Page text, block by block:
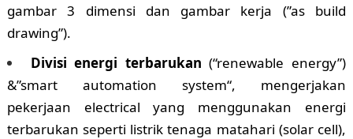
gambar 3 dimensi dan gambar kerja (”as build
drawing”).
Divisi energi terbarukan (“renewable energy”)
&”smart automation system“, mengerjakan
pekerjaan electrical yang menggunakan energi
terbarukan seperti listrik tenaga matahari (solar cell),